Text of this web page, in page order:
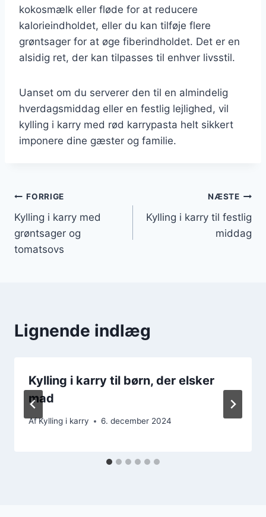
kokosmælk eller fløde for at reducere
kalorieindholdet, eller du kan tilføje flere
grøntsager for at øge fiberindholdet. Det er en
alsidig ret, der kan tilpasses til enhver livsstil.
Uanset om du serverer den til en almindelig
hverdagsmiddag eller en festlig lejlighed, vil
kylling i karry med rød karrypasta helt sikkert
imponere dine gæster og familie.
Indlægsnavigation
FORRIGE
Kylling i karry med
grøntsager og
tomatsovs
NÆSTE
Kylling i karry til festlig
middag
Lignende indlæg
Kylling i karry til børn, der elsker
mad
AfKylling i karry 6. december 2024